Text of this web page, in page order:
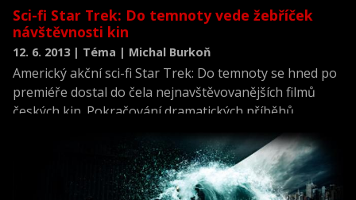
Sci-fi Star Trek: Do temnoty vede žebříček
návštěvnosti kin
12. 6. 2013 | Téma | Michal Burkoň
Americký akční sci-fi Star Trek: Do temnoty se hned po
premiéře dostal do čela nejnavštěvovanějších filmů
českých kin. Pokračování dramatických příběhů
galaxií přilákalo o víkendu do kin 31.485 především
&quot;velkých kluků&quot; a milovníků této původně
televizní série. V pokladnách nechali téměř pět milionů